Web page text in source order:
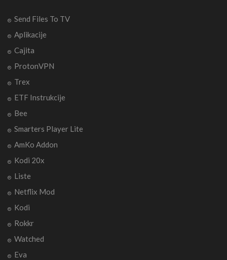
Send Files To TV
Aplikacije
Cajita
ProtonVPN
Trex
ETF Instrukcije
Bee
Smarters Player Lite
AmKo Addon
Kodi 20x
Liste
Netflix Mod
Kodi
Rokkr
Watched
Eva